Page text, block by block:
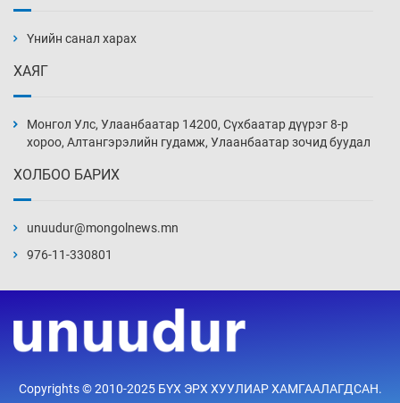
3 цаг 48 мин
4 цаг 18 мин
хэмжээг шинэчлэн тогтоох нь
5 цаг 18 мин
мөнгө, хүрэл медаль хүртэв
Үнийн санал харах
ХАЯГ
Монгол Улс, Улаанбаатар 14200, Сүхбаатар дүүрэг 8-р
хороо, Алтангэрэлийн гудамж, Улаанбаатар зочид буудал
ХОЛБОО БАРИХ
unuudur@mongolnews.mn
976-11-330801
Copyrights © 2010-2025 БҮХ ЭРХ ХУУЛИАР ХАМГААЛАГДСАН.